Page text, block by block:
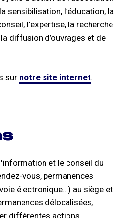
sensibilisation, l’éducation, la
l’expertise, la recherche
diffusion d’ouvrages et de
sur notre site internet.
et le conseil du
vous, permanences
électronique…) au siège et
délocalisées,
différentes actions